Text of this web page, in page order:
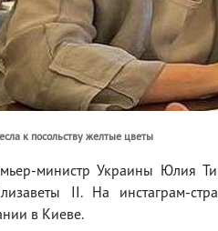
к посольству желтые цветы
министр Украины Юлия
II. На инстаграм-
в Киеве.